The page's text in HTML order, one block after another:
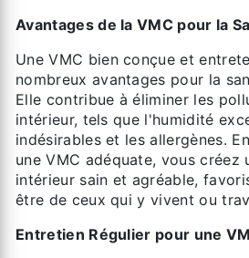
Avantages de la VMC pour la
Une VMC bien conçue et
nombreux avantages pour la
Elle contribue à éliminer les
intérieur, tels que l'humidité
indésirables et les allergènes.
une VMC adéquate, vous créez
intérieur sain et agréable,
être de ceux qui y vivent ou
Entretien Régulier pour une